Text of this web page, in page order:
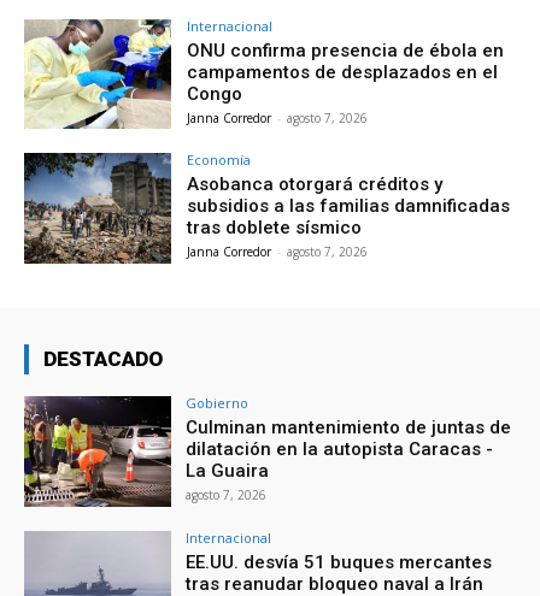
Internacional
ONU confirma presencia de ébola en
campamentos de desplazados en el
Congo
Janna Corredor - agosto 7, 2026
Economía
Asobanca otorgará créditos y
subsidios a las familias damnificadas
tras doblete sísmico
Janna Corredor - agosto 7, 2026
DESTACADO
Gobierno
Culminan mantenimiento de juntas de
dilatación en la autopista Caracas -
La Guaira
agosto 7, 2026
Internacional
EE.UU. desvía 51 buques mercantes
tras reanudar bloqueo naval a Irán